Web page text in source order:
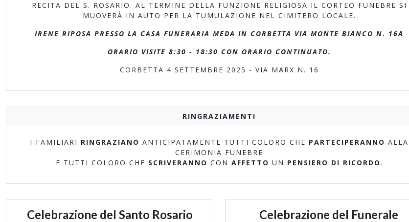
RECITA DEL S. ROSARIO. AL TERMINE DELLA FUNZIONE RELIGIOSA IL CORTEO FUNEBRE SI
MUOVERÀ IN AUTO PER LA TUMULAZIONE NEL CIMITERO LOCALE.
IRENE RIPOSA PRESSO LA CASA FUNERARIA MEDA IN CORBETTA VIA MONTE BIANCO N. 16A
ORARIO VISITE 8:30 - 18:30 CON ORARIO CONTINUATO.
CORBETTA 4 SETTEMBRE 2025 - VIA MARX N. 16
RINGRAZIAMENTI
I FAMILIARI RINGRAZIANO ANTICIPATAMENTE TUTTI COLORO CHE PARTECIPERANNO ALLA
CERIMONIA FUNEBRE
E TUTTI COLORO CHE SCRIVERANNO CON AFFETTO UN PENSIERO DI RICORDO .
Celebrazione del Santo Rosario Celebrazione del Funerale